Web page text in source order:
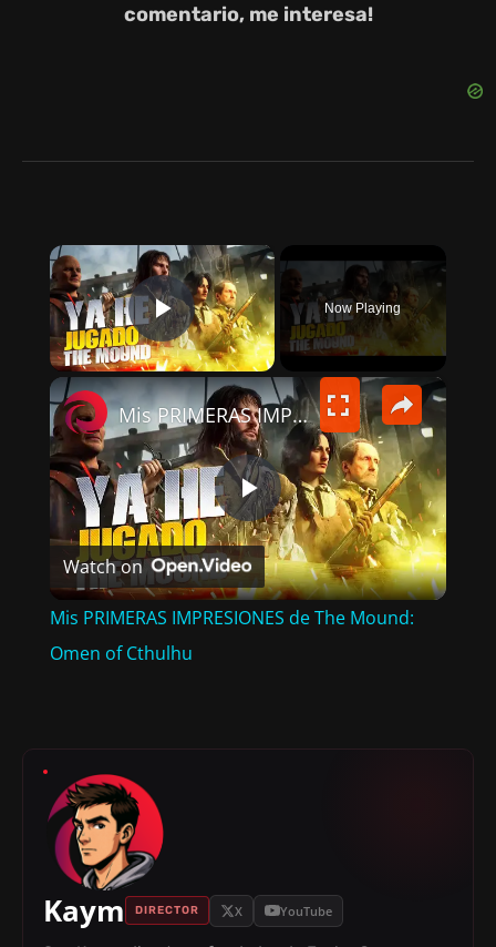
comentario, me interesa!
×
PLAY VIDEO
Now Playing
×
P
L
D
Mis PRIMERAS IMPRESIONES de The Mound: Omen of Cthulhu
Watch on
Mis PRIMERAS IMPRESIONES de The Mound:
Omen of Cthulhu
Kaym DIRECTOR X YouTube